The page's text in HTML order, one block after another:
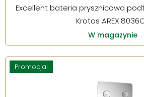
Excellent bateria prysznicowa
Krotos
W magazynie
Promocja!